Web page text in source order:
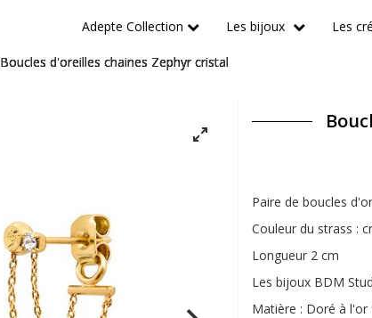
Adepte Collection Les bijoux Les
Boucles d'oreilles chaines Zephyr cristal
Paire de boucles
Couleur du strass :
Longueur 2 cm
Les bijoux BDM
Matière : Doré à l'or